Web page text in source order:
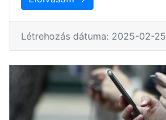
Létrehozás dátuma: 2025-02-25